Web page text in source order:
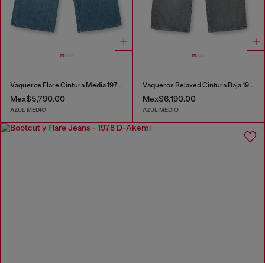
Vaqueros Flare Cintura Media 1978 D-Akemi
Mex$5,790.00
AZUL MEDIO
Vaqueros Relaxed Cintura Baja 1996 D-Sire
Mex$6,190.00
AZUL MEDIO